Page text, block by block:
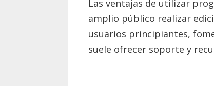
Las ventajas de utilizar
amplio público realizar
usuarios principiantes,
suele ofrecer soporte y